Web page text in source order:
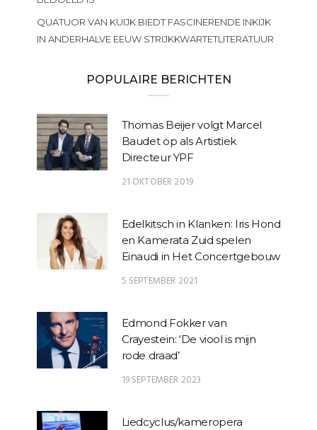
QUATUOR VAN KUIJK BIEDT FASCINERENDE INKIJK
IN ANDERHALVE EEUW STRIJKKWARTETLITERATUUR
POPULAIRE BERICHTEN
Thomas Beijer volgt Marcel
Baudet op als Artistiek
Directeur YPF
21 OKTOBER 2019
Edelkitsch in Klanken: Iris Hond
en Kamerata Zuid spelen
Einaudi in Het Concertgebouw
5 SEPTEMBER 2021
Edmond Fokker van
Crayestein: ‘De viool is mijn
rode draad’
19 SEPTEMBER 2023
Liedcyclus/kameropera